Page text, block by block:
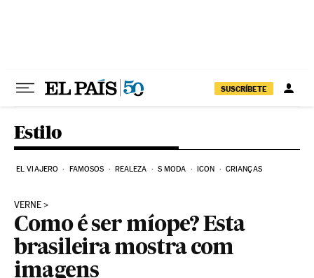
SUSCRÍBETE
Estilo
EL VIAJERO FAMOSOS REALEZA S MODA ICON CRIANÇAS
VERNE
Como é ser míope? Esta
brasileira mostra com
imagens